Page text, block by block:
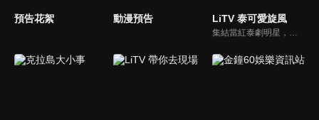
預告花絮 動漫預告 LiTV 泰可愛旋風
集結當紅泰劇明星，獨家揭露他們的幕後小秘密